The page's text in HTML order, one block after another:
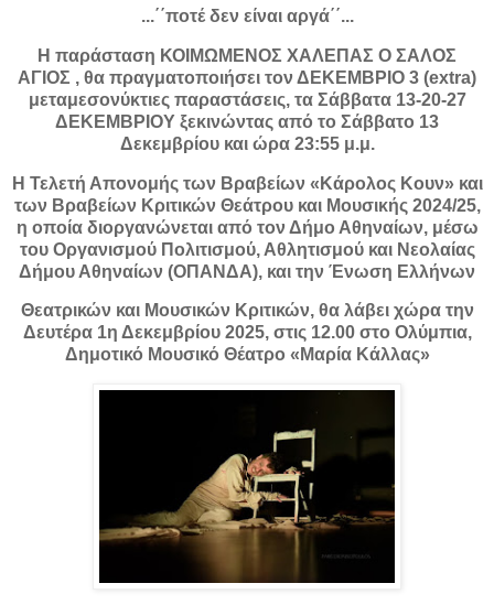
...΄΄ποτέ δεν είναι αργά΄΄...
Η παράσταση ΚΟΙΜΩΜΕΝΟΣ ΧΑΛΕΠΑΣ Ο ΣΑΛΟΣ
ΑΓΙΟΣ , θα πραγματοποιήσει τον ΔΕΚΕΜΒΡΙΟ 3 (extra)
μεταμεσονύκτιες παραστάσεις, τα Σάββατα 13-20-27
ΔΕΚΕΜΒΡΙΟΥ ξεκινώντας από το Σάββατο 13
Δεκεμβρίου και ώρα 23:55 μ.μ.
Η Τελετή Απονομής των Βραβείων «Κάρολος Κουν» και
των Βραβείων Κριτικών Θεάτρου και Μουσικής 2024/25,
η οποία διοργανώνεται από τον Δήμο Αθηναίων, μέσω
του Οργανισμού Πολιτισμού, Αθλητισμού και Νεολαίας
Δήμου Αθηναίων (ΟΠΑΝΔΑ), και την Ένωση Ελλήνων
Θεατρικών και Μουσικών Κριτικών, θα λάβει χώρα την
Δευτέρα 1η Δεκεμβρίου 2025, στις 12.00 στο Ολύμπια,
Δημοτικό Μουσικό Θέατρο «Μαρία Κάλλας»